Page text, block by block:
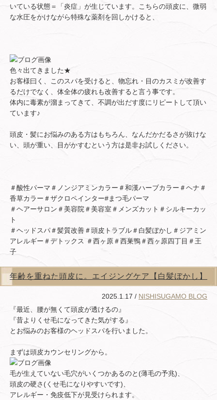
いている状態＝「炎症」が生じています。こちらの頭皮に、微弱
な水圧をかけながら特殊な薬剤を回しかけると、
色々出てきました★
お客様曰く、このスパを受けると、物忘れ・目のカスミが改善す
るだけでなく、体全体の疲れも改善すると言う事です。
体内に毒素が溜まってきて、不調が出だす度にリピートして頂い
ています♪
頭皮・髪にお悩みのある方はもちろん、なんだかだるさが抜けな
い、頭が重い、目がかすむという方は是非お試しください。
＃酸性パーマ＃ノンジアミンカラー＃和漢ハーブカラー＃ヘナ＃
香草カラー＃ザクロペインター#まつ毛パーマ
＃ヘアーサロン＃美容院＃美容室＃メンズカット＃シルキーカッ
ト
＃ヘッドスパ＃髪質改善＃頭皮トラブル＃白髪ぼかし＃ジアミン
アレルギー＃デトックス ＃西ヶ原＃西巣鴨＃西ヶ原四丁目＃王
子
年齢を重ねた頭皮に。エイジングケア【白髪ぼかし】
2025.1.17 / NISHISUGAMO BLOG
『最近、腰が無くて頭皮が透けるの』
『昔よりくせ毛になってきた気がする』
とお悩みのお客様のヘッドスパを行いました。
まずは頭皮カウンセリングから。
毛が生えていない毛穴がいくつかあるのと(薄毛の予兆)、
頭皮の硬さ(くせ毛になりやすいです)、
アレルギー・免疫低下が見受けられます。